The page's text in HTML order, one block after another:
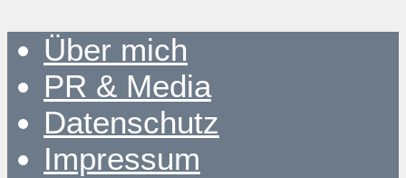
Über mich
PR & Media
Datenschutz
Impressum